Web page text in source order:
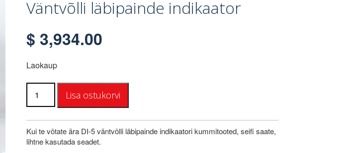
Väntvõlli läbipainde indikaator
$ 3,934.00
Laokaup
Väntvõlli
läbipainde
indikaatori
kogus
Lisa ostukorvi
Kui te võtate ära DI-5 väntvõlli läbipainde indikaatori kummitooted, seifi saate,
lihtne kasutada seadet.